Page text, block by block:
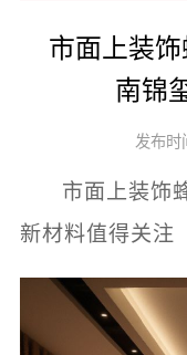
市面上装
南锦
发布
市面上装饰
新材料值得关注